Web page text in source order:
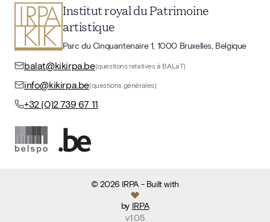
Institut royal du Patrimoine
artistique
Parc du Cinquantenaire 1, 1000 Bruxelles, Belgique
balat@kikirpa.be(questions relatives à BALaT)
info@kikirpa.be(questions générales)
+32 (0)2 739 67 11
©2026 IRPA- Built with
by IRPA
v1.05